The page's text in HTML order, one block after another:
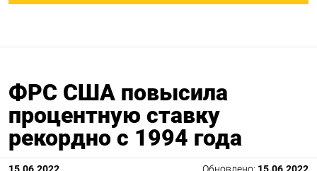
ФРС США повысила
процентную ставку
рекордно с 1994 года